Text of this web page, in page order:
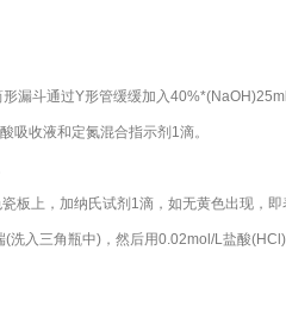
漏斗通过Y形管缓缓加入40%*(NaOH)25ml
吸收液和定氮混合指示剂1滴。
上，加纳氏试剂1滴，如无黄色出现，
入三角瓶中)，然后用0.02mol/L盐酸